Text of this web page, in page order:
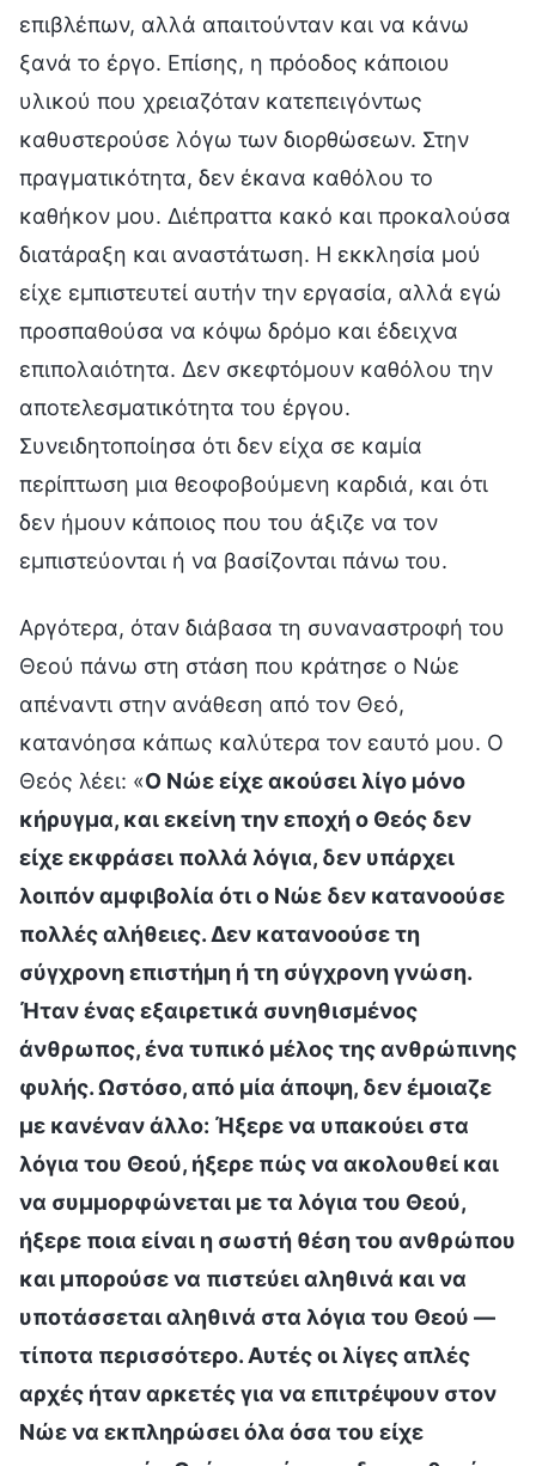
επιβλέπων, αλλά απαιτούνταν και να κάνω
ξανά το έργο. Επίσης, η πρόοδος κάποιου
υλικού που χρειαζόταν κατεπειγόντως
καθυστερούσε λόγω των διορθώσεων. Στην
πραγματικότητα, δεν έκανα καθόλου το
καθήκον μου. Διέπραττα κακό και προκαλούσα
διατάραξη και αναστάτωση. Η εκκλησία μού
είχε εμπιστευτεί αυτήν την εργασία, αλλά εγώ
προσπαθούσα να κόψω δρόμο και έδειχνα
επιπολαιότητα. Δεν σκεφτόμουν καθόλου την
αποτελεσματικότητα του έργου.
Συνειδητοποίησα ότι δεν είχα σε καμία
περίπτωση μια θεοφοβούμενη καρδιά, και ότι
δεν ήμουν κάποιος που του άξιζε να τον
εμπιστεύονται ή να βασίζονται πάνω του.
Αργότερα, όταν διάβασα τη συναναστροφή του
Θεού πάνω στη στάση που κράτησε ο Νώε
απέναντι στην ανάθεση από τον Θεό,
κατανόησα κάπως καλύτερα τον εαυτό μου. Ο
Θεός λέει: «Ο Νώε είχε ακούσει λίγο μόνο
κήρυγμα, και εκείνη την εποχή ο Θεός δεν
είχε εκφράσει πολλά λόγια, δεν υπάρχει
λοιπόν αμφιβολία ότι ο Νώε δεν κατανοούσε
πολλές αλήθειες. Δεν κατανοούσε τη
σύγχρονη επιστήμη ή τη σύγχρονη γνώση.
Ήταν ένας εξαιρετικά συνηθισμένος
άνθρωπος, ένα τυπικό μέλος της ανθρώπινης
φυλής. Ωστόσο, από μία άποψη, δεν έμοιαζε
με κανέναν άλλο: Ήξερε να υπακούει στα
λόγια του Θεού, ήξερε πώς να ακολουθεί και
να συμμορφώνεται με τα λόγια του Θεού,
ήξερε ποια είναι η σωστή θέση του ανθρώπου
και μπορούσε να πιστεύει αληθινά και να
υποτάσσεται αληθινά στα λόγια του Θεού —
τίποτα περισσότερο. Αυτές οι λίγες απλές
αρχές ήταν αρκετές για να επιτρέψουν στον
Νώε να εκπληρώσει όλα όσα του είχε